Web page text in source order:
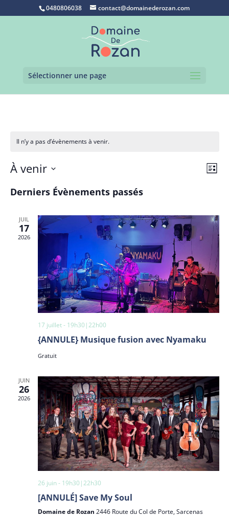
0480806038 contact@domainederozan.com
Sélectionner une page
Il n’y a pas d’évènements à venir.
de
Liste
À venir
une
Derniers Évènements passés
JUIL
17
2026
17 juillet - 19h30 |22h00
{ANNULE} Musique fusion avec Nyamaku
Gratuit
JUIN
26
2026
26 juin - 19h30 |22h30
[ANNULÉ] Save My Soul
Domaine de Rozan 2446 Route du Col de Porte, Sarcenas